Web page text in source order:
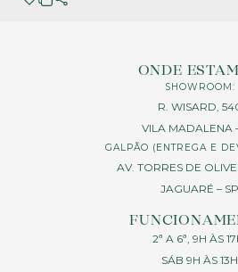
ONDE
SHOWROOM:
R. WISARD,
VILA MADALENA
GALPÃO (ENTREGA E
AV. TORRES DE
JAGUARÉ – SP
2ª A 6ª, 9H ÀS
SÁB 9H ÀS 13H